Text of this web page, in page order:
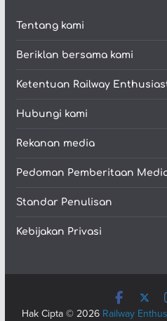
Tentang kami
Beriklan bersama kami
Ketentuan Railway
Hubungi kami
Rekanan media
Pedoman Pemberitaan
Standar Penulisan
Kebijakan Privasi
Hak Cipta © 2026 Railway